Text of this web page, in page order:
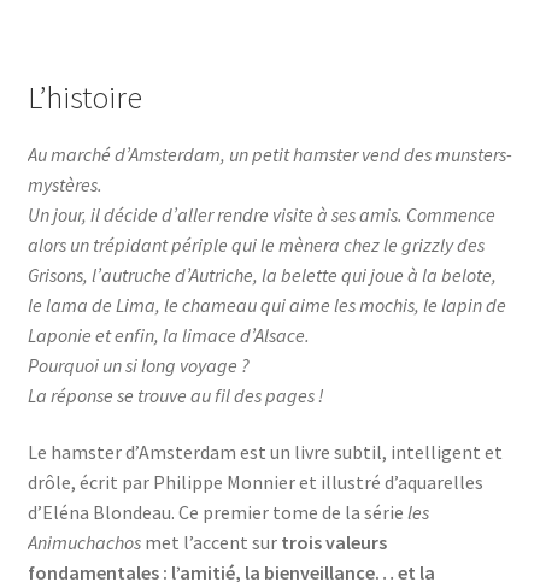
L’histoire
Au marché d’Amsterdam, un petit hamster vend des munsters-
mystères.
Un jour, il décide d’aller rendre visite à ses amis. Commence
alors un trépidant périple qui le mènera chez le grizzly des
Grisons, l’autruche d’Autriche, la belette qui joue à la belote,
le lama de Lima, le chameau qui aime les mochis, le lapin de
Laponie et enfin, la limace d’Alsace.
Pourquoi un si long voyage ?
La réponse se trouve au fil des pages !
Le hamster d’Amsterdam est un livre subtil, intelligent et
drôle, écrit par Philippe Monnier et illustré d’aquarelles
d’Eléna Blondeau. Ce premier tome de la série les
Animuchachosmet l’accent sur trois valeurs
fondamentales : l’amitié, la bienveillance… et la